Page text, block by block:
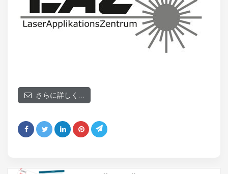
さらに詳しく…